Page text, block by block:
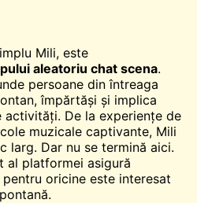
Mili, este
aleatoriu chat scena.
persoane din întreaga
împărtăși și implica
De la experiențe de
muzicale captivante, Mili
larg. Dar nu se termină aici.
al platformei asigură
oricine este interesat